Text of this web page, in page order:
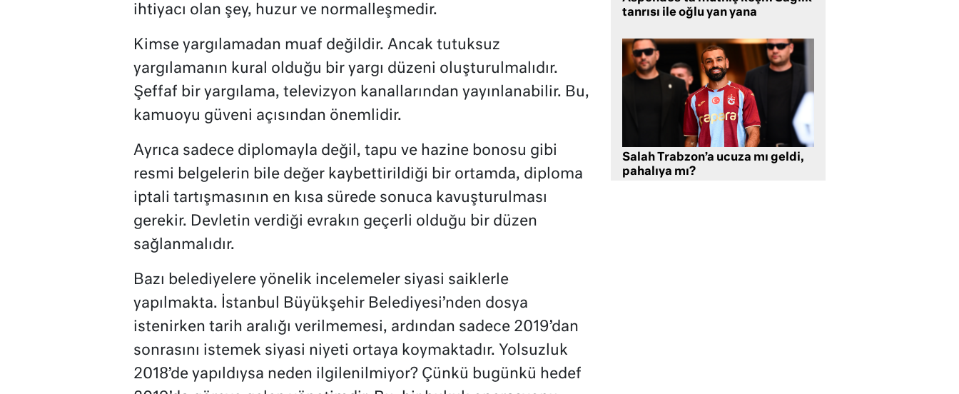
ihtiyacı olan şey, huzur ve normalleşmedir.
Kimse yargılamadan muaf değildir. Ancak tutuksuz
yargılamanın kural olduğu bir yargı düzeni oluşturulmalıdır.
Şeffaf bir yargılama, televizyon kanallarından yayınlanabilir. Bu,
kamuoyu güveni açısından önemlidir.
Ayrıca sadece diplomayla değil, tapu ve hazine bonosu gibi
resmi belgelerin bile değer kaybettirildiği bir ortamda, diploma
iptali tartışmasının en kısa sürede sonuca kavuşturulması
gerekir. Devletin verdiği evrakın geçerli olduğu bir düzen
sağlanmalıdır.
Bazı belediyelere yönelik incelemeler siyasi saiklerle
yapılmakta. İstanbul Büyükşehir Belediyesi’nden dosya
istenirken tarih aralığı verilmemesi, ardından sadece 2019’dan
sonrasını istemek siyasi niyeti ortaya koymaktadır. Yolsuzluk
2018’de yapıldıysa neden ilgilenilmiyor? Çünkü bugünkü hedef
tanrısı ile oğlu yan yana
Salah Trabzon’a ucuza mı geldi,
pahalıya mı?